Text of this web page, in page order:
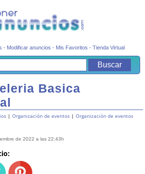
- Modificar anuncios - Mis Favoritos -Tienda Virtual
Basica
|Organización de eventos |Organización de eventos
de 2022 a las 22:43h